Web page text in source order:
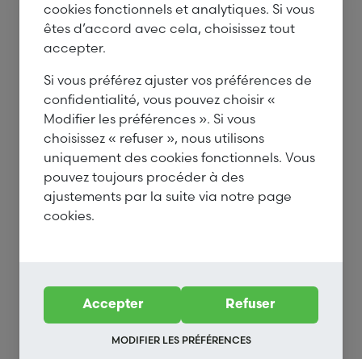
Section et épaisseurs disponibles
sur demande
Caractéristiques
Avantages de la protection d'escalier de
Tandem Wood Products :
• Rapide : ce système de protection
d'escalier offre un montage rapide.
• Sécurité : avec son unique système de
rainure et languette, les protections de
peut résister aux chocs normaux.
• Sur mesure : sur base de plan d'escalier
et de notre formulaire complété, nous
réalisons votre protection d'escalier à vos
cookies fonctionnels et analytiques. Si vous
êtes d’accord avec cela, choisissez tout
accepter.
Si vous préférez ajuster vos préférences de
confidentialité, vous pouvez choisir «
Modifier les préférences ». Si vous
choisissez « refuser », nous utilisons
uniquement des cookies fonctionnels. Vous
pouvez toujours procéder à des
ajustements par la suite via notre page
cookies.
Accepter Refuser
MODIFIER LES PRÉFÉRENCES